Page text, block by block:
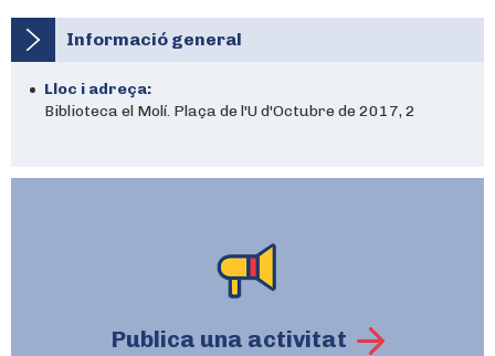
Informació general
Lloc i adreça:
Biblioteca el Molí. Plaça de l'U d'Octubre de 2017, 2
Publica una activitat